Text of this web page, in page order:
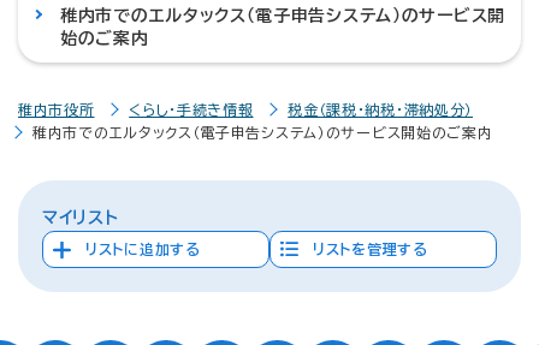
稚内市でのエルタックス（電子申告システム）のサービス開
始のご案内
稚内市役所 くらし・手続き情報
税金（課税・納税・滞納処分）
稚内市でのエルタックス（電子申告システム）のサービス開始のご案内
マイリスト
リストに追加する リストを管理する